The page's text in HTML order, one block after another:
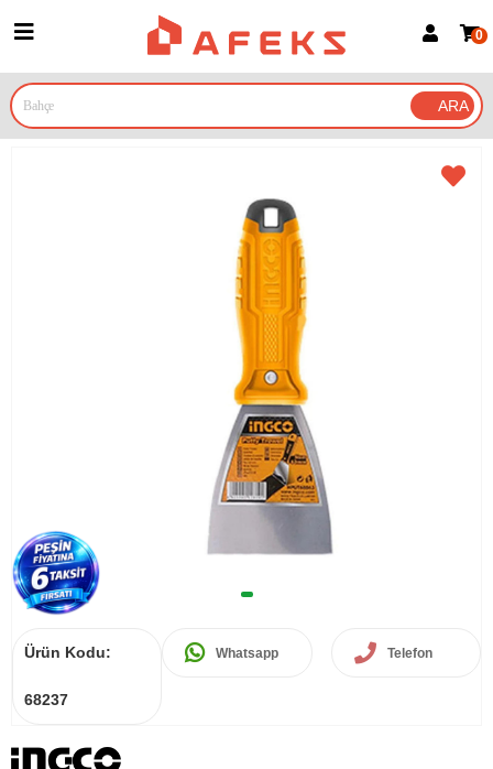
Google İle Bağlan
0
Ürün Kodu:
68237
Whatsapp Telefon